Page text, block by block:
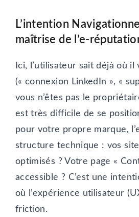
L’intention
maîtrise de l’e-
Ici, l’utilisateur sait déjà où il
(« connexion LinkedIn », «
vous n’êtes pas le
est très difficile de se
pour votre propre marque,
structure technique : vos
optimisés ? Votre page «
accessible ? C’est une
où l’expérience utilisateur
friction.